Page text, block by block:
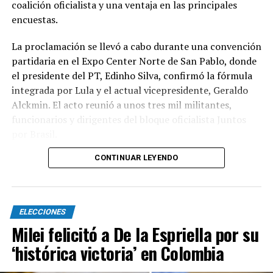
coalición oficialista y una ventaja en las principales
encuestas.
La proclamación se llevó a cabo durante una convención
partidaria en el Expo Center Norte de San Pablo, donde
el presidente del PT, Edinho Silva, confirmó la fórmula
integrada por Lula y el actual vicepresidente, Geraldo
Alckmin. El acto reunió a unos tres mil militantes,
funcionarios y dirigentes del bloque oficialista Juntos
A sus 80 años, Lula afrontará su séptima campaña
mantiene "la misma energía de cuando tenía 30 años" y
centró su discurso en la defensa de la soberanía
brasileña, especialmente frente a la influencia de
Estados Unidos y del presidente Donald Trump.
Avión turístico cayó en Nazca, Perú y dejó 13 víctimas
CONTINUAR LEYENDO
ELECCIONES
Milei felicitó a De la Espriella por su
‘histórica victoria’ en Colombia